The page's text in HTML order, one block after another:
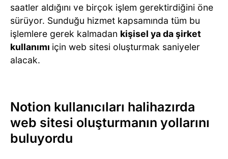
saatler aldığını ve birçok işlem gerektirdiğini öne
sürüyor. Sunduğu hizmet kapsamında tüm bu
işlemlere gerek kalmadan kişisel ya da şirket
kullanımı için web sitesi oluşturmak saniyeler
alacak.
Notion kullanıcıları halihazırda
web sitesi oluşturmanın yollarını
buluyordu